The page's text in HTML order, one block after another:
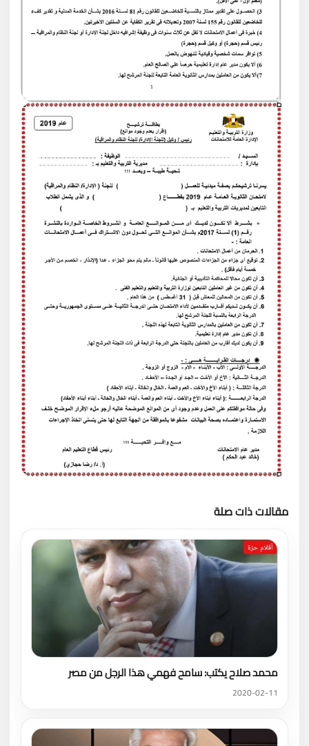
مقالات ذات صلة
محمد صلاح يكتب: سامح فهمي هذا الرجل من مصر
2020-02-11